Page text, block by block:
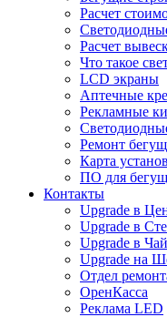
Расчет
Расчет
Что такое
LCD экраны
Аптечные
Рекламные
Ремонт
Карта
ПО для
Контакты
Upgrade в
Upgrade в
Upgrade в
Upgrade на
Отдел
ОренКасса
Реклама LED